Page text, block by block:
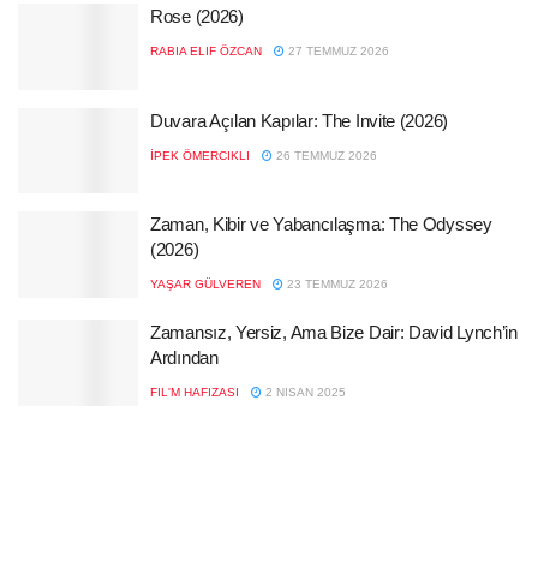
Rose (2026)
RABIA ELIF ÖZCAN 27 TEMMUZ 2026
Duvara Açılan Kapılar: The Invite (2026)
İPEK ÖMERCIKLI 26 TEMMUZ 2026
Zaman, Kibir ve Yabancılaşma: The Odyssey
(2026)
YAŞAR GÜLVEREN 23 TEMMUZ 2026
Zamansız, Yersiz, Ama Bize Dair: David Lynch’in
Ardından
FIL'M HAFIZASI 2 NISAN 2025